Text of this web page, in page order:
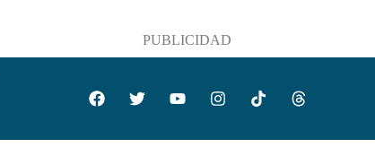
PUBLICIDAD